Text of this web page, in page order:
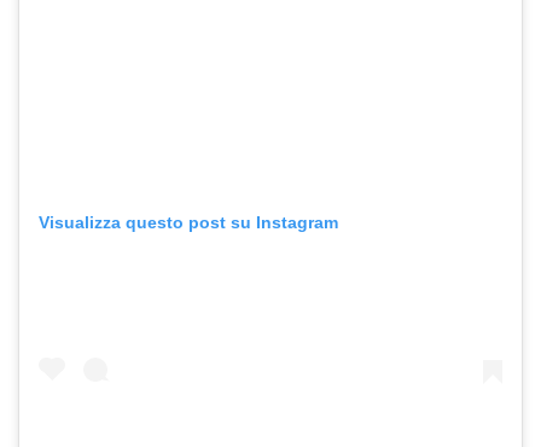
Visualizza questo post su Instagram